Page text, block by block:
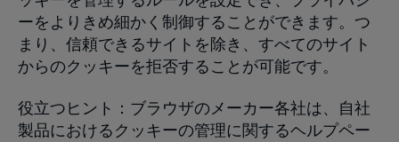
ーをよりきめ細かく制御することができます。つ
まり、信頼できるサイトを除き、すべてのサイト
からのクッキーを拒否することが可能です。
役立つヒント：ブラウザのメーカー各社は、自社
製品におけるクッキーの管理に関するヘルプペー